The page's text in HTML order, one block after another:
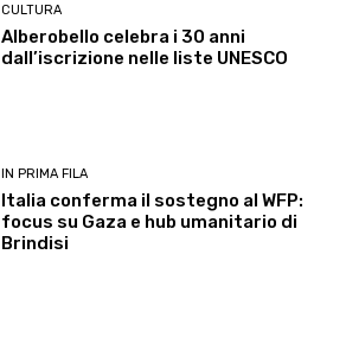
CULTURA
Alberobello celebra i 30 anni
dall’iscrizione nelle liste UNESCO
IN PRIMA FILA
Italia conferma il sostegno al WFP:
focus su Gaza e hub umanitario di
Brindisi